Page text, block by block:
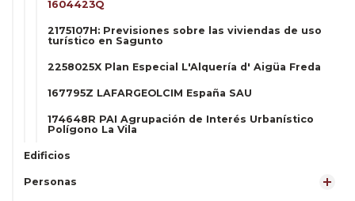
1604423Q
2175107H: Previsiones sobre las viviendas de uso
turístico en Sagunto
2258025X Plan Especial L'Alquería d' Aigüa Freda
167795Z LAFARGEOLCIM España SAU
174648R PAI Agrupación de Interés Urbanístico
Polígono La Vila
Edificios
Personas